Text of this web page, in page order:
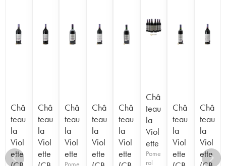
Châ
teau
la
Viol
ette
Châ
teau
la
Viol
ette
Châ
teau
la
Viol
ette
Pome
Châ
teau
la
Viol
ette
Châ
teau
la
Viol
ette
Châ
teau
la
Viol
ette
Pome
rol
Châ
teau
la
Viol
ette
Châ
teau
la
Viol
ette